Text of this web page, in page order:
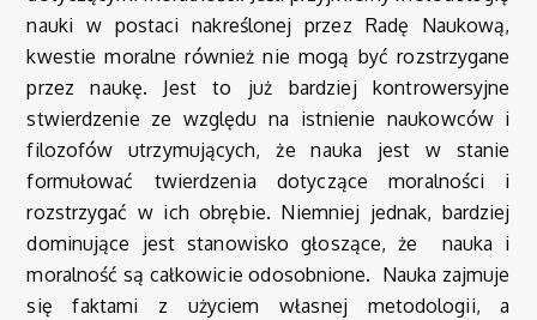
nauki w postaci nakreślonej przez Radę Naukową,
kwestie moralne również nie mogą być rozstrzygane
przez naukę. Jest to już bardziej kontrowersyjne
stwierdzenie ze względu na istnienie naukowców i
filozofów utrzymujących, że nauka jest w stanie
formułować twierdzenia dotyczące moralności i
rozstrzygać w ich obrębie. Niemniej jednak, bardziej
dominujące jest stanowisko głoszące, że nauka i
moralność są całkowicie odosobnione. Nauka zajmuje
się faktami z użyciem własnej metodologii, a